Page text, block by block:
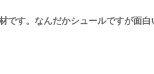
す。なんだかシュールですが面白